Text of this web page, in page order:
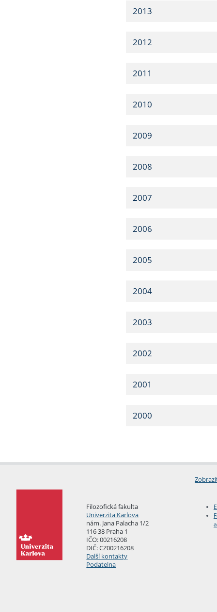
2013
2012
2011
2010
2009
2008
2007
2006
2005
2004
2003
2002
2001
2000
Filozofická fakulta
Univerzita Karlova
nám. Jana Palacha 1/2
116 38 Praha 1
IČO: 00216208
DIČ: CZ00216208
Další kontakty
Podatelna